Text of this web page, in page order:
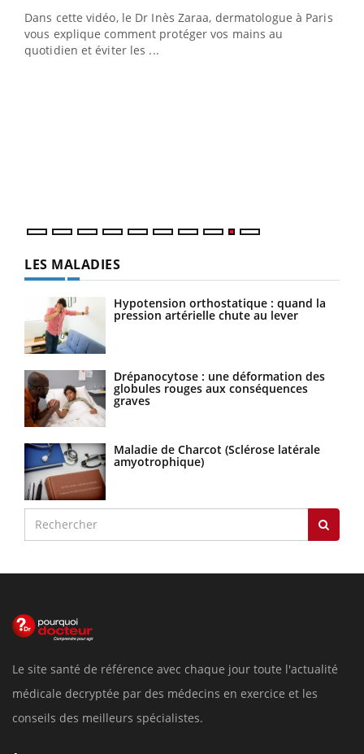
Dans cette vidéo, le Dr Inès Zaraa, dermatologue à Paris,
vous explique comment protéger vos mains au
quotidien et éviter les ...
LES MALADIES
Hypotension orthostatique : quand la
pression artérielle chute au lever
Drépanocytose : une déformation des
globules rouges aux conséquences
graves
Maladie de Charcot (Sclérose latérale
amyotrophique)
Le site santé de référence avec chaque jour toute l'actualité
médicale decryptée par des médecins en exercice et les
conseils des meilleurs spécialistes.